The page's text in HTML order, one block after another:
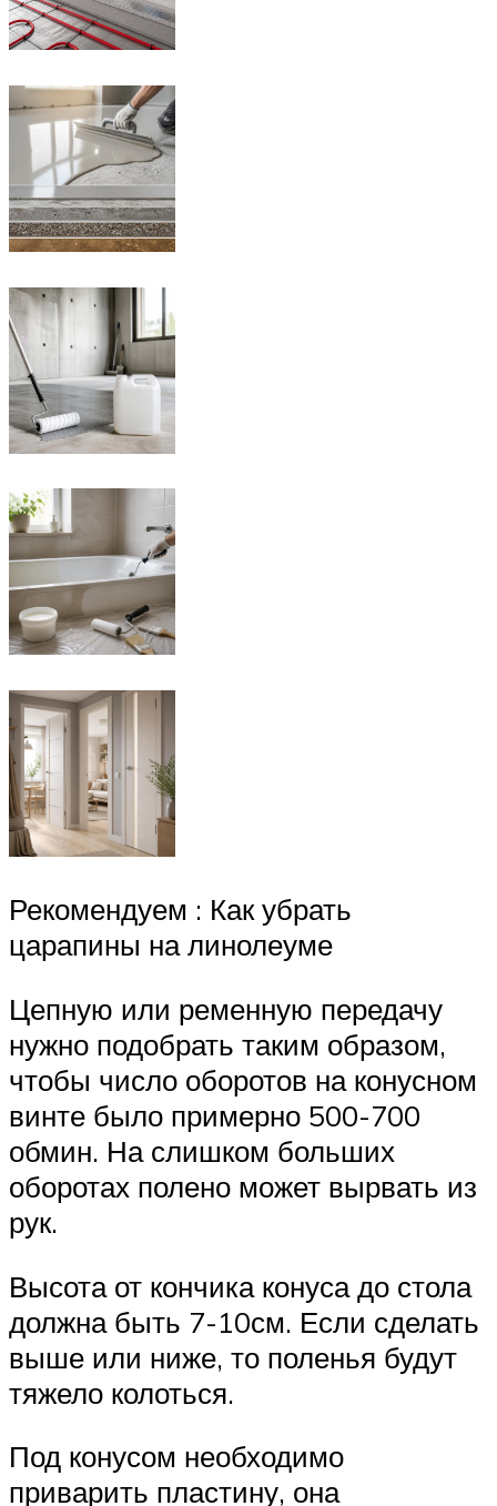
Рекомендуем : Как убрать
царапины на линолеуме
Цепную или ременную передачу
нужно подобрать таким образом,
чтобы число оборотов на конусном
винте было примерно 500-700
обмин. На слишком больших
оборотах полено может вырвать из
рук.
Высота от кончика конуса до стола
должна быть 7-10см. Если сделать
выше или ниже, то поленья будут
тяжело колоться.
Под конусом необходимо
приварить пластину, она